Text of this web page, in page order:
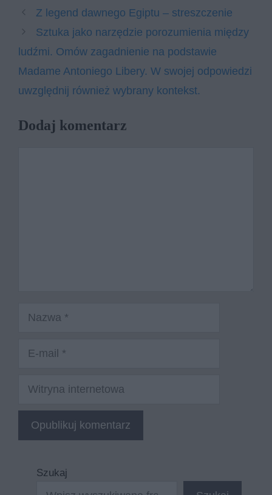
Z legend dawnego Egiptu – streszczenie
Sztuka jako narzędzie porozumienia między
ludźmi. Omów zagadnienie na podstawie
Madame Antoniego Libery. W swojej odpowiedzi
uwzględnij również wybrany kontekst.
Dodaj komentarz
Nazwa
Witryna
Szukaj